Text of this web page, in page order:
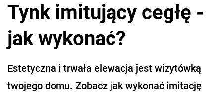
Tynk imitujący cegłę -
jak wykonać?
Estetyczna i trwała elewacja jest wizytówką
twojego domu. Zobacz jak wykonać imitację